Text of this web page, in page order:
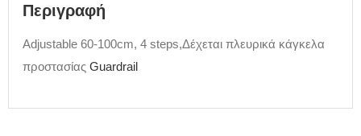
Περιγραφή
Adjustable 60-100cm, 4 steps,Δέχεται πλευρικά κάγκελα
προστασίαςGuardrail